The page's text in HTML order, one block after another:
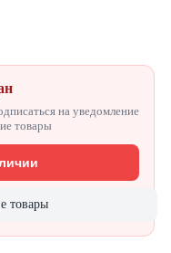
на уведомление
товары
товары